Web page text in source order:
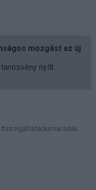
mozgást az új
nyílt
#szolgáltatáskimaradás